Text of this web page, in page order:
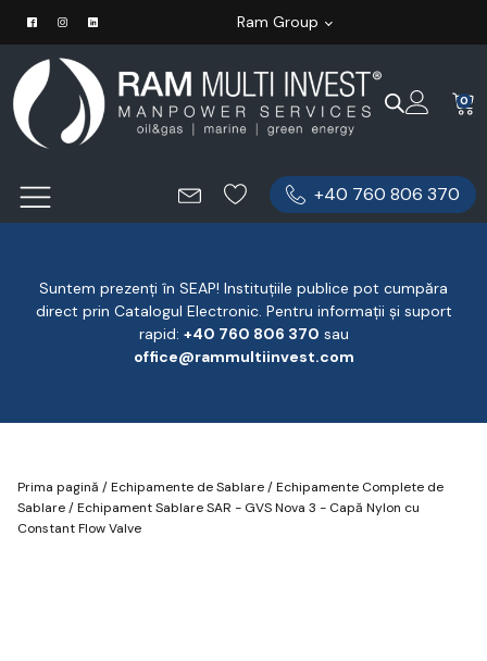
Ram Group
0
+40 760 806 370
Suntem prezenți în SEAP! Instituțiile publice pot cumpăra
direct prin Catalogul Electronic. Pentru informații și suport
rapid: ‪+40 760 806 370 ‬ sau
office@rammultiinvest.com
Prima pagină /Echipamente de Sablare/Echipamente Complete de
Sablare/ Echipament Sablare SAR - GVS Nova 3 - Capă Nylon cu
Constant Flow Valve